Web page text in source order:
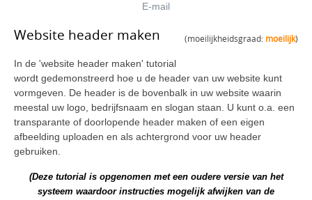
E-mail
(moeilijkheidsgraad: moeilijk)
Website header maken
In de 'website header maken' tutorial
wordt gedemonstreerd hoe u de header van uw website kunt
vormgeven. De header is de bovenbalk in uw website waarin
meestal uw logo, bedrijfsnaam en slogan staan. U kunt o.a. een
transparante of doorlopende header maken of een eigen
afbeelding uploaden en als achtergrond voor uw header
gebruiken.
(Deze tutorial is opgenomen met een oudere versie van het
systeem waardoor instructies mogelijk afwijken van de